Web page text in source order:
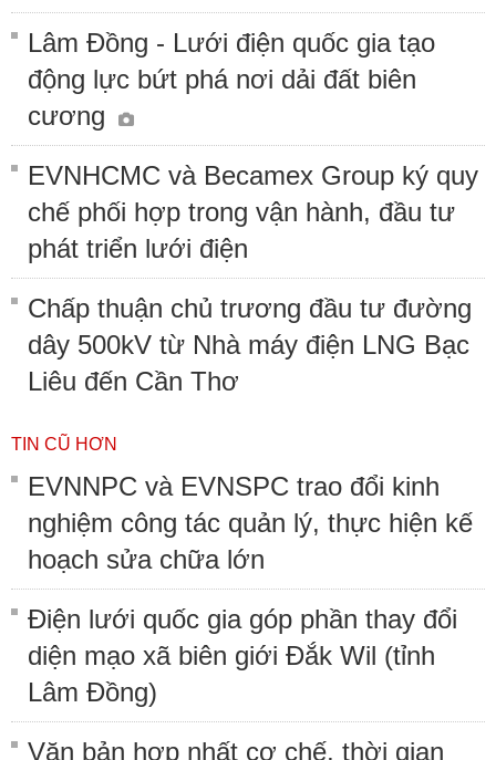
Lâm Đồng - Lưới điện quốc gia tạo
động lực bứt phá nơi dải đất biên
cương
EVNHCMC và Becamex Group ký quy
chế phối hợp trong vận hành, đầu tư
phát triển lưới điện
Chấp thuận chủ trương đầu tư đường
dây 500kV từ Nhà máy điện LNG Bạc
Liêu đến Cần Thơ
TIN CŨ HƠN
EVNNPC và EVNSPC trao đổi kinh
nghiệm công tác quản lý, thực hiện kế
hoạch sửa chữa lớn
Điện lưới quốc gia góp phần thay đổi
diện mạo xã biên giới Đắk Wil (tỉnh
Lâm Đồng)
Văn bản hợp nhất cơ chế, thời gian